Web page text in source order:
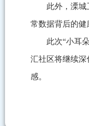
此外，溧
常数据背后的
此次“小耳
汇社区将继续深
感。